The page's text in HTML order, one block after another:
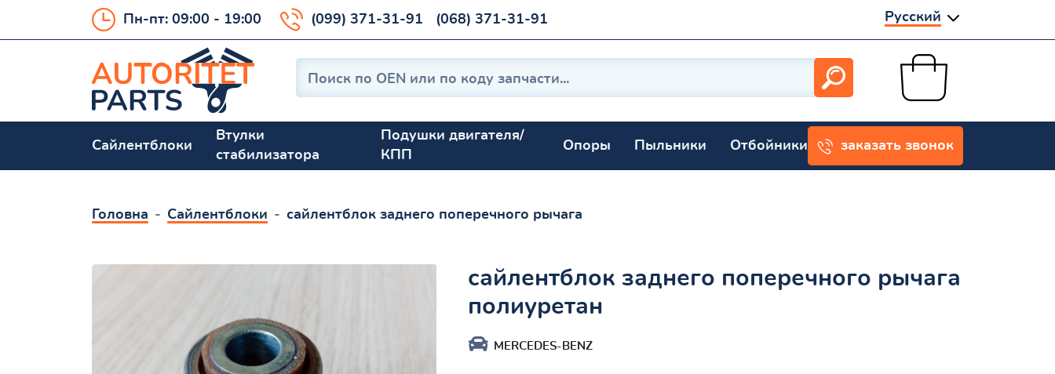
Пн-пт: 09:00 - 19:00 (099) 371-31-91 (068) 371-31-91 Русский
Сайлентблоки
Втулки
стабилизатора
Подушки двигателя/
КПП
Опоры Пыльники Отбойники заказать звонок
Головна Сайлентблоки сайлентблок заднего поперечного рычага
сайлентблок заднего поперечного рычага
полиуретан
MERCEDES-BENZ